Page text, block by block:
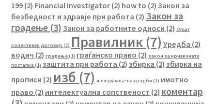
199(2) Financial Investigator(2) how to (2) Закон за
безбедност и здравје при работа (2) Закон за
градење(3) Закон за работните односи (2) Општ
колективен договор (1) Правилник(7) Уредба (2)
водич (2) градење(1) граѓанско право (2) закон за кривичната
постапка (1) заштита при работа (2) збирка (2) збирка на
прописи (2) изб (7) изведување на градби (1) имотно
право (2) интелектуална сопственост (2) коментар